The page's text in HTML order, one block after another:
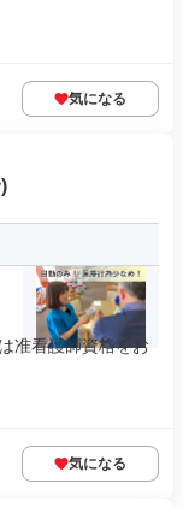
気になる
准看護師資格をお
気になる